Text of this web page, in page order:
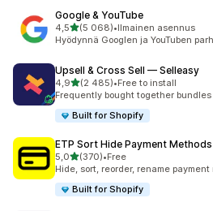
Google & YouTube
4,5/ 5 tähteä
(5 068)
5068 arvostelua yhteensä
•Ilmainen asennus
Hyödynnä Googlen ja YouTuben
Upsell & Cross Sell — Selleasy
4,9/ 5 tähteä
(2 485)
2485 arvostelua yhteensä
•Free to install
Frequently bought together
Built for Shopify
ETP Sort Hide Payment Methods
5,0/ 5 tähteä
(370)
370 arvostelua yhteensä
•Free
Hide, sort, reorder, rename
Built for Shopify